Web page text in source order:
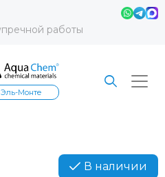
работы
Эль-Монте
В наличии